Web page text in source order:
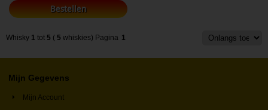
Bestellen
Whisky 1 tot 5 ( 5 whiskies) Pagina 1
Mijn Gegevens
Mijn Account